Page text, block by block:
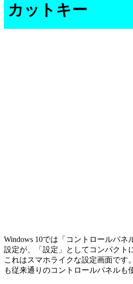
カットキー
Windows 10では「コントロールパネ
設定が、「設定」としてコンパクト
これはスマホライクな設定画面です
も従来通りのコントロールパネルも